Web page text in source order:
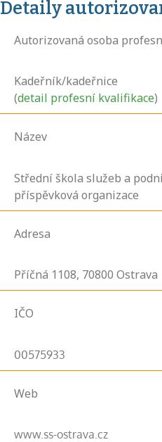
Detaily
Autorizovaná osoba
Kadeřník/kadeřnice
(detail profesní kvalifikace)
Název
Střední škola služeb a
příspěvková organizace
Adresa
Příčná 1108, 70800 Ostrava
IČO
00575933
Web
www.ss-ostrava.cz